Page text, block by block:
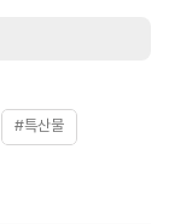
#특산물